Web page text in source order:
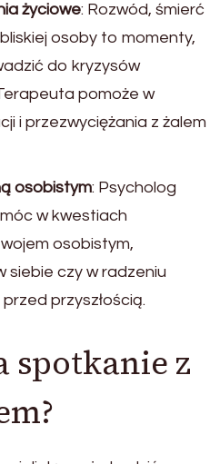
życiowe: Rozwód, śmierć
osoby to momenty,
do kryzysów
pomoże w
i przezwyciężania z żalem
osobistym: Psycholog
w kwestiach
osobistym,
siebie czy w radzeniu
przyszłością.
spotkanie z